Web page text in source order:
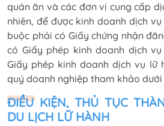
quán ăn và các đơn vị cung cấp
nhiên, để được kinh doanh dịch
buộc phải có Giấy chứng nhận
có Giấy phép kinh doanh dịch
Giấy phép kinh doanh dịch vụ lữ
quý doanh nghiệp tham khảo dưới
ĐIỀU KIỆN, THỦ TỤC
DU LỊCH LỮ HÀNH